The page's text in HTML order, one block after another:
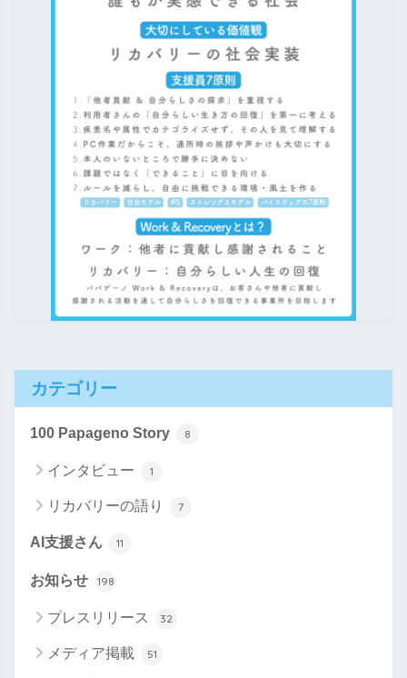
カテゴリー
100 Papageno Story 8
インタビュー 1
リカバリーの語り 7
AI支援さん 11
お知らせ 198
プレスリリース 32
メディア掲載 51